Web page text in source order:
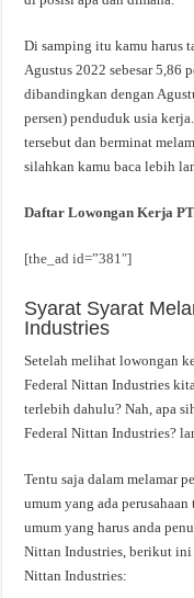
Di samping itu kamu harus
Agustus 2022 sebesar 5,86
dibandingkan dengan
persen) penduduk usia
tersebut dan berminat
silahkan kamu baca lebih
Daftar Lowongan Kerja
[the_ad id=”381″]
Syarat Syarat
Industries
Setelah melihat lowongan
Federal Nittan Industries
terlebih dahulu? Nah, apa
Federal Nittan Industries?
Tentu saja dalam melamar
umum yang ada perusahaan
umum yang harus anda
Nittan Industries, berikut ini
Nittan Industries: